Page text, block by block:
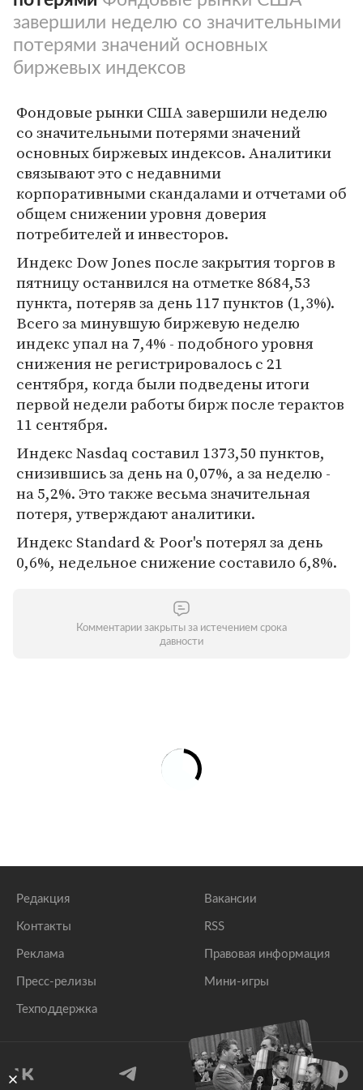
завершили неделю со значительными
потерями значений основных
биржевых индексов
Фондовые рынки США завершили неделю
со значительными потерями значений
основных биржевых индексов. Аналитики
связывают это с недавними
корпоративными скандалами и отчетами об
общем снижении уровня доверия
потребителей и инвесторов.
Индекс Dow Jones после закрытия торгов в
пятницу останвился на отметке 8684,53
пункта, потеряв за день 117 пунктов (1,3%).
Всего за минувшую биржевую неделю
индекс упал на 7,4% - подобного уровня
снижения не регистрировалось с 21
сентября, когда были подведены итоги
первой недели работы бирж после терактов
11 сентября.
Индекс Nasdaq составил 1373,50 пунктов,
снизившись за день на 0,07%, а за неделю -
на 5,2%. Это также весьма значительная
потеря, утверждают аналитики.
Индекс Standard & Poor's потерял за день
0,6%, недельное снижение составило 6,8%.
Комментарии закрыты за истечением срока
давности
Редакция
Контакты
Реклама
Пресс-релизы
Техподдержка
Вакансии
RSS
Правовая информация
Мини-игры